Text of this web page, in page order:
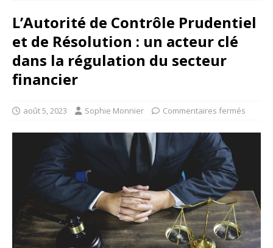
L’Autorité de Contrôle Prudentiel
et de Résolution : un acteur clé
dans la régulation du secteur
financier
août 5, 2023 Sophie Monnier Commentaires fermés